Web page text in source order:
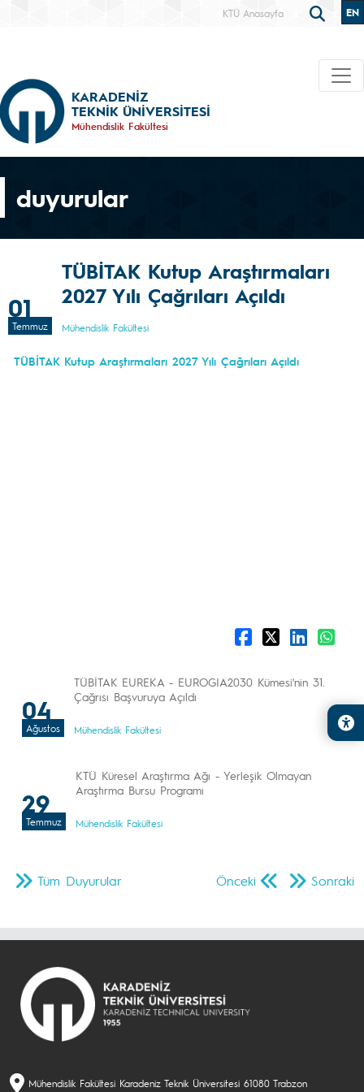
KTÜ Anasayfa EN
KARADENİZ
TEKNİK ÜNİVERSİTESİ
Mühendislik Fakültesi
duyurular
01
Temmuz
TÜBİTAK Kutup Araştırmaları
2027 Yılı Çağrıları Açıldı
Mühendislik Fakültesi
TÜBİTAK Kutup Araştırmaları 2027 Yılı Çağrıları Açıldı
04
Ağustos
TÜBİTAK EUREKA - EUROGIA2030 Kümesi'nin 31.
Çağrısı Başvuruya Açıldı
Mühendislik Fakültesi
29
Temmuz
KTÜ Küresel Araştırma Ağı - Yerleşik Olmayan
Araştırma Bursu Programı
Mühendislik Fakültesi
Önceki Sonraki
Tüm Duyurular
Mühendislik Fakültesi Karadeniz Teknik Üniversitesi 61080 Trabzon